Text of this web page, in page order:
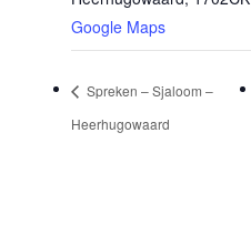
Google Maps
Spreken – Sjaloom –
Heerhugowaard